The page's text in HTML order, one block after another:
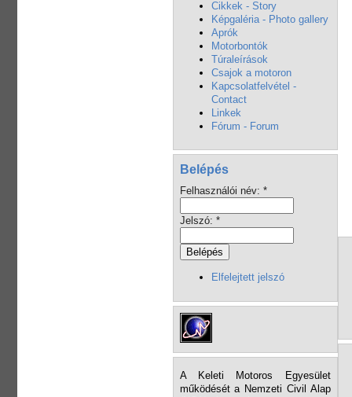
Cikkek - Story
Képgaléria - Photo gallery
Aprók
Motorbontók
Túraleírások
Csajok a motoron
Kapcsolatfelvétel -
Contact
Linkek
Fórum - Forum
Belépés
Felhasználói név: *
Jelszó: *
Elfelejtett jelszó
A Keleti Motoros Egyesület
működését a Nemzeti Civil Alap